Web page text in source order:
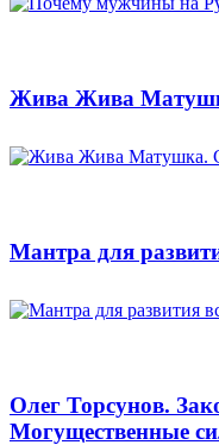
Жива Жива
Мантра для
Олег Торсунов.
Могущественные